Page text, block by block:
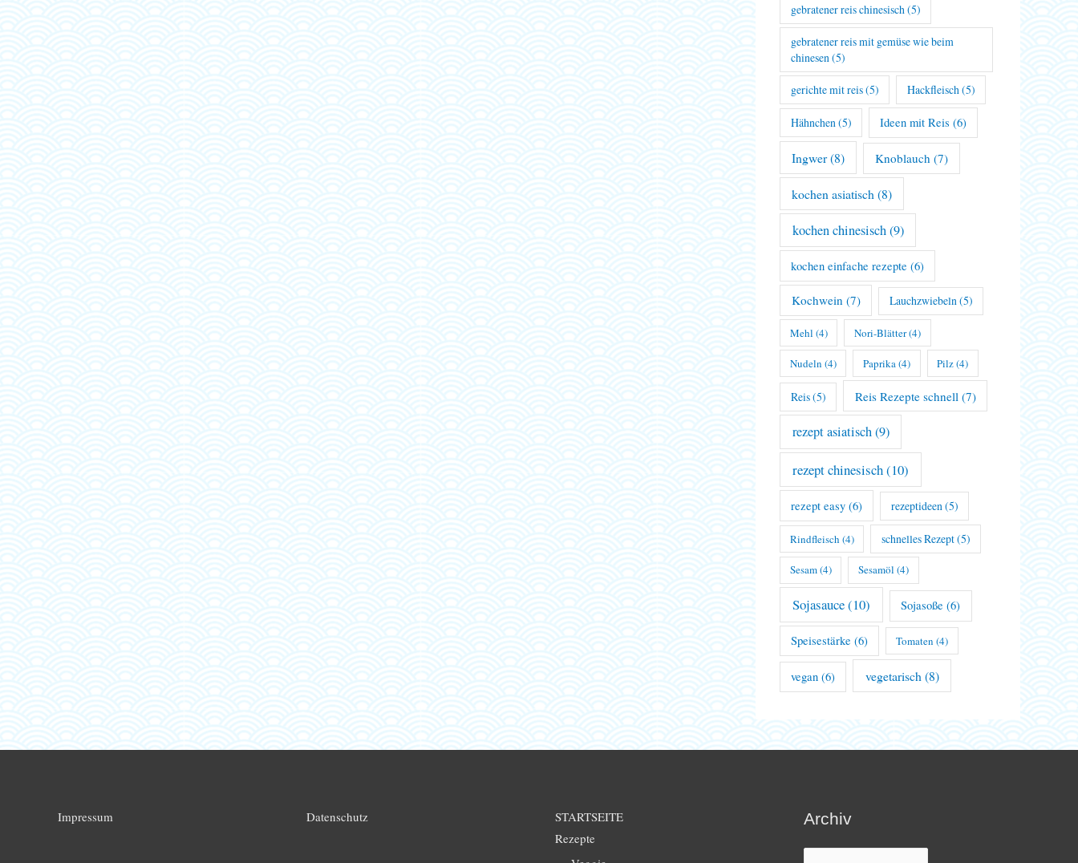
gebratener reis chinesisch(5)
gebratener reis mit gemüse wie beim
chinesen(5)
gerichte mit reis(5) Hackfleisch (5)
Hähnchen(5) Ideen mit Reis (6)
Ingwer(8) Knoblauch (7)
kochen asiatisch (8)
kochen chinesisch(9)
kochen einfache rezepte (6)
Kochwein(7) Lauchzwiebeln(5)
Mehl (4) Nori-Blätter(4)
Nudeln (4) Paprika (4) Pilz(4)
Reis(5) Reis Rezepte schnell (7)
rezept asiatisch(9)
rezept chinesisch(10)
rezept easy (6) rezeptideen (5)
Rindfleisch (4) schnelles Rezept(5)
Sesam(4) Sesamöl (4)
Sojasauce(10) Sojasoße (6)
Speisestärke (6) Tomaten (4)
vegan (6) vegetarisch (8)
Impressum Datenschutz
STARTSEITE
Rezepte
Archiv